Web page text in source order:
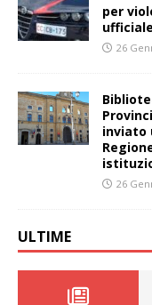
per
ufficiale
26
inviato
26
ULTIME